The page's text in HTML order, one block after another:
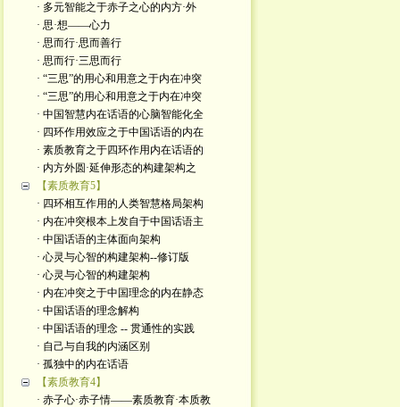
· 多元智能之于赤子之心的内方·外
· 思·想——心力
· 思而行·思而善行
· 思而行·三思而行
· “三思”的用心和用意之于内在冲突
· “三思”的用心和用意之于内在冲突
· 中国智慧内在话语的心脑智能化全
· 四环作用效应之于中国话语的内在
· 素质教育之于四环作用内在话语的
· 内方外圆·延伸形态的构建架构之
【素质教育5】
· 四环相互作用的人类智慧格局架构
· 内在冲突根本上发自于中国话语主
· 中国话语的主体面向架构
· 心灵与心智的构建架构--修订版
· 心灵与心智的构建架构
· 内在冲突之于中国理念的内在静态
· 中国话语的理念解构
· 中国话语的理念 -- 贯通性的实践
· 自己与自我的内涵区别
· 孤独中的内在话语
【素质教育4】
· 赤子心·赤子情——素质教育·本质教